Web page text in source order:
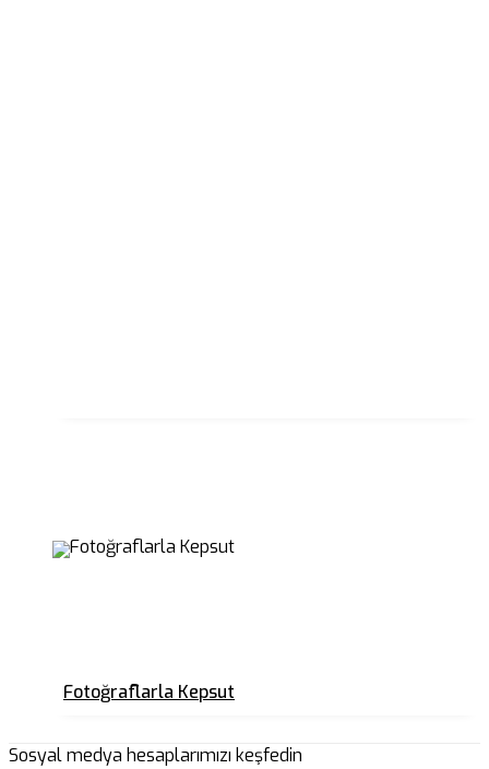
Fotoğraflarla Kepsut
Sosyal medya hesaplarımızı keşfedin